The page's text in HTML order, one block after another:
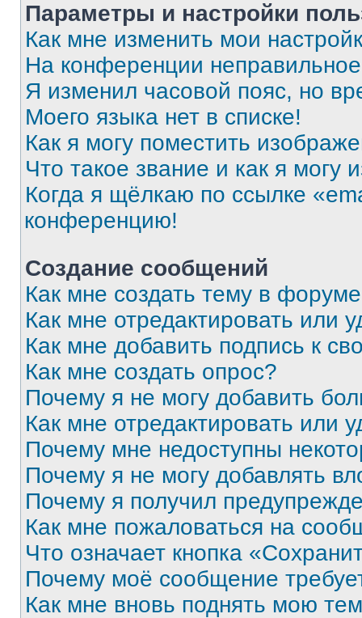
Параметры и настройки
Как мне изменить мои
На конференции
Я изменил часовой пояс, но
Моего языка нет в списке!
Как я могу поместить
Что такое звание и как я могу
Когда я щёлкаю по ссылке
конференцию!
Создание сообщений
Как мне создать тему в
Как мне отредактировать или
Как мне добавить подпись к
Как мне создать опрос?
Почему я не могу добавить
Как мне отредактировать или
Почему мне недоступны
Почему я не могу добавлять
Почему я получил
Как мне пожаловаться на
Что означает кнопка
Почему моё сообщение
Как мне вновь поднять мою